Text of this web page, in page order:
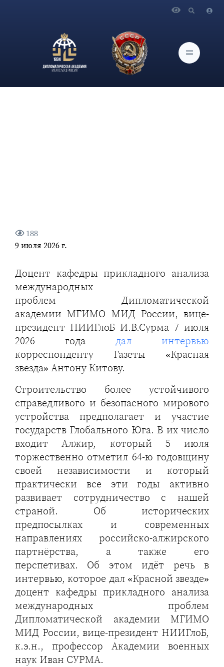
проблем Дипломатической академии МГИМО МИД России,
вице-президент НИИГлоБ И.В.Сурма 7 июля 2026 года дал
интервью корреспонденту Газеты «Красная
звезда» Антону Китову
188
9 июля 2026 г.
Доцент кафедры прикладного анализа
международных
проблем Дипломатической
академии МГИМО МИД России, вице-
президент НИИГлоБ И.В.Сурма 7 июля
2026 года дал интервью
корреспонденту Газеты «Красная
звезда» Антону Китову.
Строительство более устойчивого
справедливого и безопасного мирового
устройства предполагает и участие
государств Глобального Юга. В их число
входит Алжир, который 5 июля
торжественно отметил 64-ю годовщину
своей независимости и который
практически все эти годы активно
развивает сотрудничество с нашей
страной. Об исторических
предпосылках и современных
направлениях российско-алжирского
партнёрства, а также его
перспетивах. Об этом идёт речь в
интервью, которое дал «Красной звезде»
доцент кафедры прикладного анализа
международных проблем
Дипломатической академии МГИМО
МИД России, вице-президент НИИГлоБ,
к.э.н., профессор Академии военных
наук Иван СУРМА.